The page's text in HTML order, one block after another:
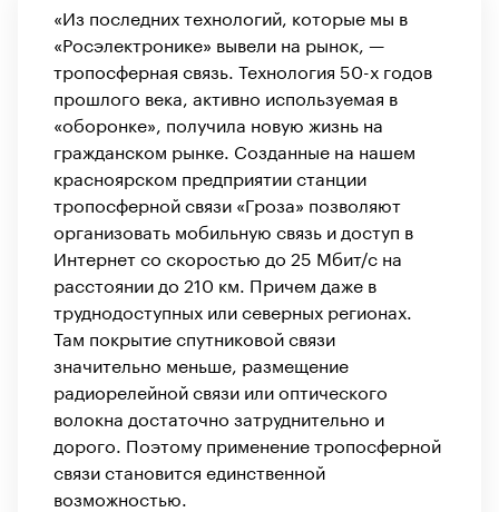
«Из последних технологий, которые мы в
«Росэлектронике» вывели на рынок, —
тропосферная связь. Технология 50-х годов
прошлого века, активно используемая в
«оборонке», получила новую жизнь на
гражданском рынке. Созданные на нашем
красноярском предприятии станции
тропосферной связи «Гроза» позволяют
организовать мобильную связь и доступ в
Интернет со скоростью до 25 Мбит/с на
расстоянии до 210 км. Причем даже в
труднодоступных или северных регионах.
Там покрытие спутниковой связи
значительно меньше, размещение
радиорелейной связи или оптического
волокна достаточно затруднительно и
дорого. Поэтому применение тропосферной
связи становится единственной
возможностью.